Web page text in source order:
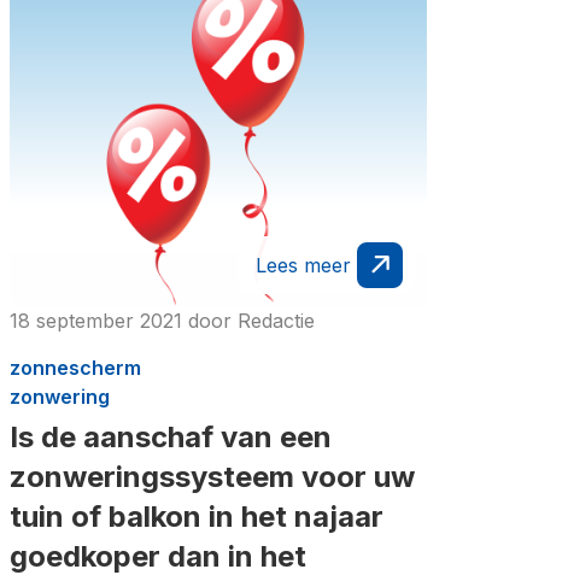
Lees meer
18 september 2021 door Redactie
zonnescherm
zonwering
Is de aanschaf van een
zonweringssysteem voor uw
tuin of balkon in het najaar
goedkoper dan in het